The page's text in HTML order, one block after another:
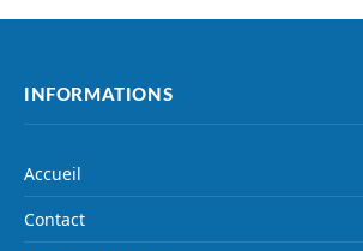
INFORMATIONS
Accueil
Contact